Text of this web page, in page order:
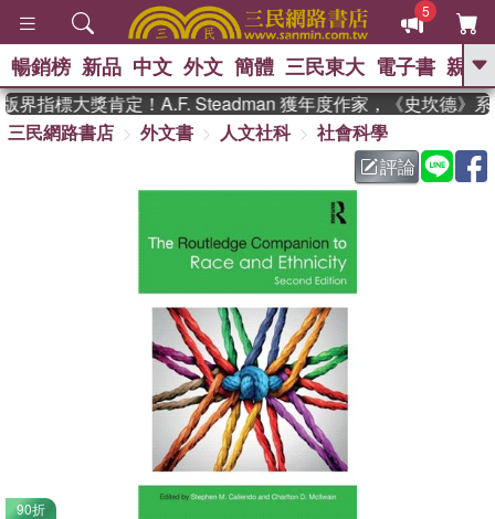
5
GO
熱搜： 東野圭吾 、 高希均教授回憶錄
父親節 、 如果歷
暑期推薦 、 國際布克
、 方念華
數學女孩：黎曼猜想
偉大的迷走神經
暢銷榜 新品 中文 外文 簡體 三民東大 電子書 親子
指標大獎肯定！A.F. Steadman 獲年度作家，《史坎德》系
三民網路書店
外文書 人文社科
社會科學
評論
90折